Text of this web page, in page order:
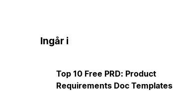
Ingår i
Top 10 Free PRD: Product
Requirements Doc Templates